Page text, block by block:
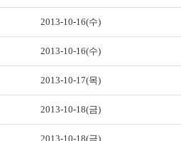
2013-10-16(수)
2013-10-16(수)
2013-10-17(목)
2013-10-18(금)
2013-10-18(금)